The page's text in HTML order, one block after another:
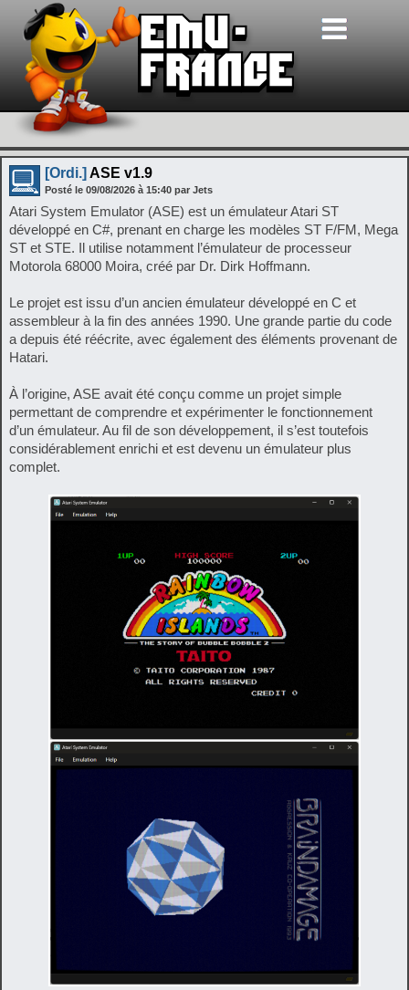
[Ordi.] ASE v1.9
Posté le 09/08/2026 à 15:40 par Jets
Atari System Emulator (ASE) est un émulateur Atari ST
développé en C#, prenant en charge les modèles ST F/FM, Mega
ST et STE. Il utilise notamment l’émulateur de processeur
Motorola 68000 Moira, créé par Dr. Dirk Hoffmann.
Le projet est issu d’un ancien émulateur développé en C et
assembleur à la fin des années 1990. Une grande partie du code
a depuis été réécrite, avec également des éléments provenant de
Hatari.
À l’origine, ASE avait été conçu comme un projet simple
permettant de comprendre et expérimenter le fonctionnement
d’un émulateur. Au fil de son développement, il s’est toutefois
considérablement enrichi et est devenu un émulateur plus
complet.